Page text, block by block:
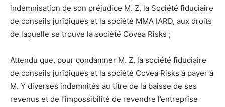
indemnisation de son préjudice M. Z, la Société fiduciaire
de conseils juridiques et la société MMA IARD, aux droits
de laquelle se trouve la société Covea Risks ;
Attendu que, pour condamner M. Z, la société fiduciaire
de conseils juridiques et la société Covea Risks à payer à
M. Y diverses indemnités au titre de la baisse de ses
revenus et de l’impossibilité de revendre l’entreprise